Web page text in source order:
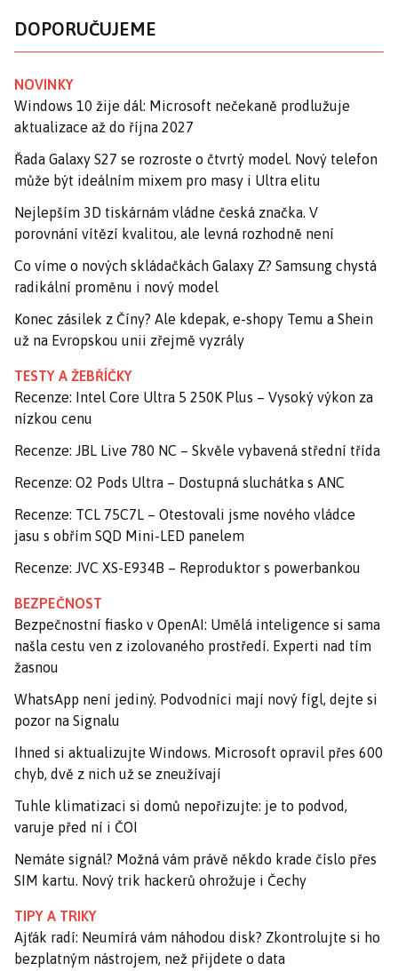
DOPORUČUJEME
NOVINKY
Windows 10 žije dál: Microsoft nečekaně prodlužuje
aktualizace až do října 2027
Řada Galaxy S27 se rozroste o čtvrtý model. Nový telefon
může být ideálním mixem pro masy i Ultra elitu
Nejlepším 3D tiskárnám vládne česká značka. V
porovnání vítězí kvalitou, ale levná rozhodně není
Co víme o nových skládačkách Galaxy Z? Samsung chystá
radikální proměnu i nový model
Konec zásilek z Číny? Ale kdepak, e-shopy Temu a Shein
už na Evropskou unii zřejmě vyzrály
TESTY A ŽEBŘÍČKY
Recenze: Intel Core Ultra 5 250K Plus – Vysoký výkon za
nízkou cenu
Recenze: JBL Live 780 NC – Skvěle vybavená střední třída
Recenze: O2 Pods Ultra – Dostupná sluchátka s ANC
Recenze: TCL 75C7L – Otestovali jsme nového vládce
jasu s obřím SQD Mini-LED panelem
Recenze: JVC XS-E934B – Reproduktor s powerbankou
BEZPEČNOST
Bezpečnostní fiasko v OpenAI: Umělá inteligence si sama
našla cestu ven z izolovaného prostředí. Experti nad tím
žasnou
WhatsApp není jediný. Podvodníci mají nový fígl, dejte si
pozor na Signalu
Ihned si aktualizujte Windows. Microsoft opravil přes 600
chyb, dvě z nich už se zneužívají
Tuhle klimatizaci si domů nepořizujte: je to podvod,
varuje před ní i ČOI
Nemáte signál? Možná vám právě někdo krade číslo přes
SIM kartu. Nový trik hackerů ohrožuje i Čechy
TIPY A TRIKY
Ajťák radí: Neumírá vám náhodou disk? Zkontrolujte si ho
bezplatným nástrojem, než přijdete o data